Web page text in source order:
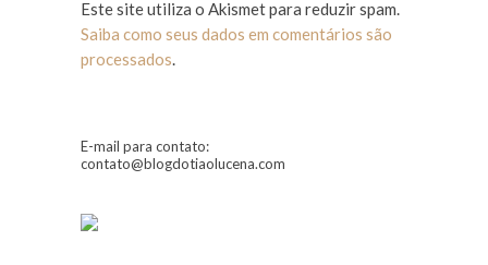
Este site utiliza o Akismet para reduzir spam.
Saiba como seus dados em comentários são
processados.
E-mail para contato:
contato@blogdotiaolucena.com